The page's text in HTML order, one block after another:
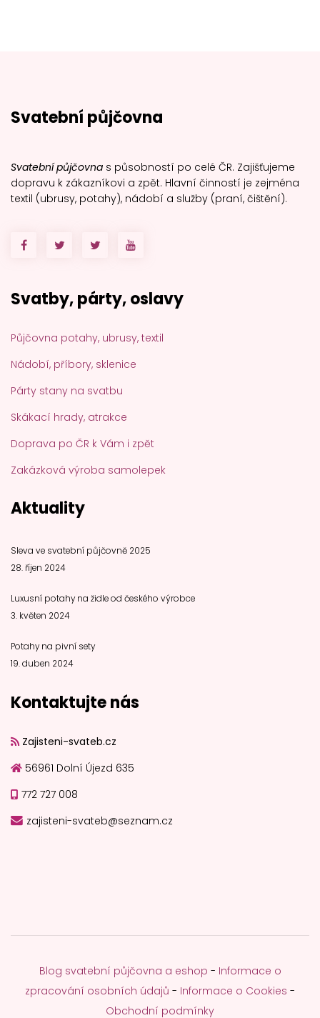
Svatební půjčovna
Svatební půjčovna s působností po celé ČR. Zajišťujeme
dopravu k zákazníkovi a zpět. Hlavní činností je zejména
textil (ubrusy, potahy), nádobí a služby (praní, čištění).
Svatby, párty, oslavy
Půjčovna potahy, ubrusy, textil
Nádobí, příbory, sklenice
Párty stany na svatbu
Skákací hrady, atrakce
Doprava po ČR k Vám i zpět
Zakázková výroba samolepek
Aktuality
Sleva ve svatební půjčovně 2025
28. říjen 2024
Luxusní potahy na židle od českého výrobce
3. květen 2024
Potahy na pivní sety
19. duben 2024
Kontaktujte nás
Zajisteni-svateb.cz
56961 Dolní Újezd 635
772 727 008
zajisteni-svateb@seznam.cz
Blog svatební půjčovna a eshop - Informace o
zpracování osobních údajů - Informace o Cookies -
Obchodní podmínky